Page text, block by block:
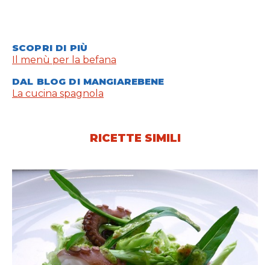
SCOPRI DI PIÙ
Il menù per la befana
DAL BLOG DI MANGIAREBENE
La cucina spagnola
RICETTE SIMILI